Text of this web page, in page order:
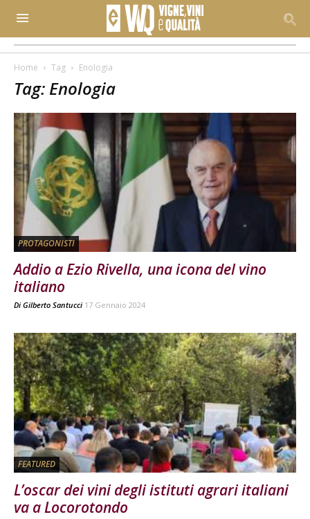
Home Tag Enologia
Tag: Enologia
PROTAGONISTI
Addio a Ezio Rivella, una icona del vino
italiano
Di Gilberto Santucci 17 Gennaio 2024
FEATURED
L’oscar dei vini degli istituti agrari italiani
va a Locorotondo